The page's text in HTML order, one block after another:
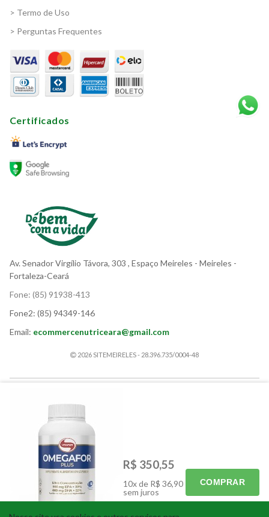
R$ 350,55
10x de R$ 36,90
sem juros
COMPRAR
> Termo de Uso
> Perguntas Frequentes
Certificados
Av. Senador Virgílio Távora, 303 , Espaço Meireles - Meireles -
Fortaleza-Ceará
Fone: (85) 91938-413
Fone2: (85) 94349-146
Email: ecommercenutriceara@gmail.com
2026 SITEMEIRELES - 28.396.735/0004-48
Corrida e Endurance
Pré-treino
Cafés
Encapsulados
Cosméticos e Higiene pessoal
Supercoffee 3.0